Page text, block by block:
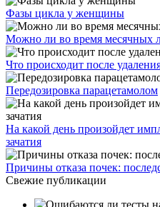
Фазы цикла у женщины
Можно ли во время месячных
Что происходит после
Передозировка парацетамолом
На какой день произойдет
зачатия
Причины отказа почек:
Свежие публикации